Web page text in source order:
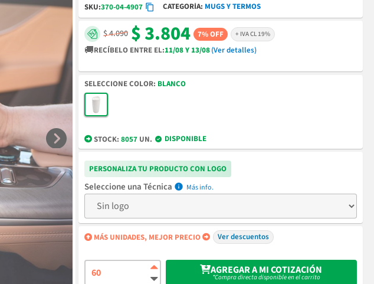
SKU:370-04-4907 CATEGORÍA MUGS Y TERMOS
$ 4.090 $ 3.804 7% OFF + IVA CL 19%
🚚RECÍBELO ENTRE EL:11/08 Y 13/08(Ver detalles)
COLOR BLANCO
STOCK: 8057 UN. DISPONIBLE
PERSONALIZA TU PRODUCTO CON LOGO
Técnica info
MÁS UNIDADES, MEJOR PRECIO Ver descuentos
AGREGAR A MI COTIZACIÓN
*Compra directa disponible en el carrito